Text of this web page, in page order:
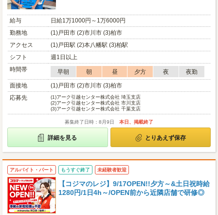
給与
日給1万1000円～1万6000円
勤務地
(1)戸田市 (2)市川市 (3)柏市
アクセス
(1)戸田駅 (2)本八幡駅 (3)柏駅
シフト
週1日以上
時間帯
早朝 朝 昼 夕方 夜
夜勤
面接地
(1)戸田市 (2)市川市 (3)柏市
応募先
(1)アーク引越センター株式会社 埼玉支店
(2)アーク引越センター株式会社 市川支店
(3)アーク引越センター株式会社 千葉支店
募集終了日時：8月9日 本日、掲載終了
詳細を見る とりあえず保存
アルバイト・パート もうすぐ終了 未経験者歓迎
【コジマのレジ】9/17OPEN!!夕方～&土日祝時給
1280円/1日4h～/OPEN前から近隣店舗で研修◎